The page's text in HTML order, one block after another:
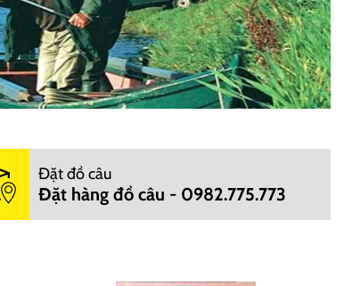
Đặt đồ câu
Đặt hàng đồ câu - 0982.775.773